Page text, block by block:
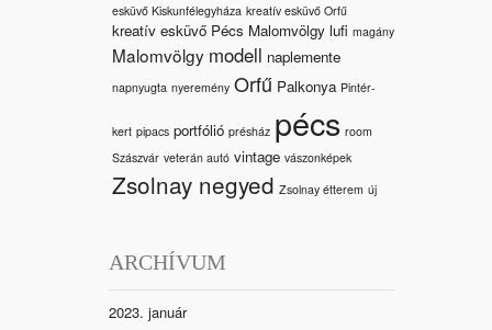
esküvő Kiskunfélegyháza kreatív esküvő Orfű
kreatív esküvő Pécs Malomvölgy lufi magány
Malomvölgy modell naplemente
napnyugta nyeremény Orfű Palkonya Pintér-
kert pipacs portfólió présház pécs room
Szászvár veterán autó vintage vászonképek
Zsolnay negyed Zsolnay étterem új
ARCHÍVUM
2023. január